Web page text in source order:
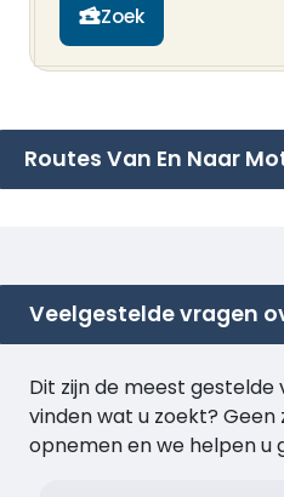
Zoek
Routes Van En Naar
Veelgestelde vragen
Dit zijn de meest gestelde
vinden wat u zoekt?
opnemen en we helpen u